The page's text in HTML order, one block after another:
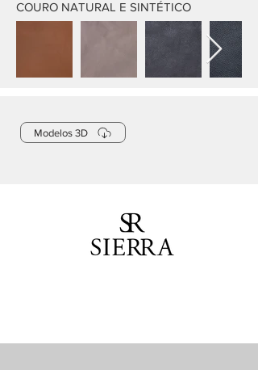
COURO NATURAL E SINTÉTICO
Modelos 3D